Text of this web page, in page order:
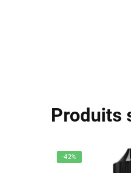
Produits
-42%